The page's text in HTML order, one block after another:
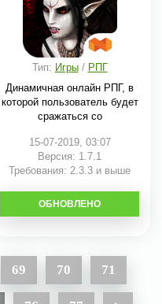
Тип: Игры/ РПГ
Динамичная онлайн РПГ, в
которой пользователь будет
сражаться со
15-07-2019, 03:07
Версия: 1.7.1
Требования: 2.3.3 и выше
СКАЧАТЬ
ОБНОВЛЕНО
69 70 71